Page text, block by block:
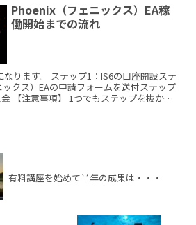
Phoenix（フェニックス）EA稼
働開始までの流れ
ります。 ステップ1：IS6の口座開設ステ
クス）EAの申請フォームを送付ステップ
【注意事項】 1つでもステップを抜かし
有料講座を始めて半年の成果は・・・